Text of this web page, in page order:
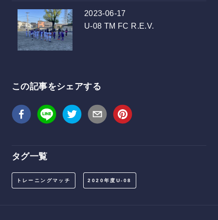
2023-06-17
U-08 TM FC R.E.V.
この記事をシェアする
タグ一覧
トレーニングマッチ 2020年度U-08